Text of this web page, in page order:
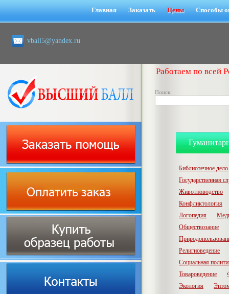
Главная Заказать Цены Способы
vball5@yandex.ru
Работаем по всей
Поиск:
Библиотечное дело
Государственная
Животноводство
Конфликтология
Логопедия
Обществозание
Религиоведение
Социальная
Товароведение
Экология